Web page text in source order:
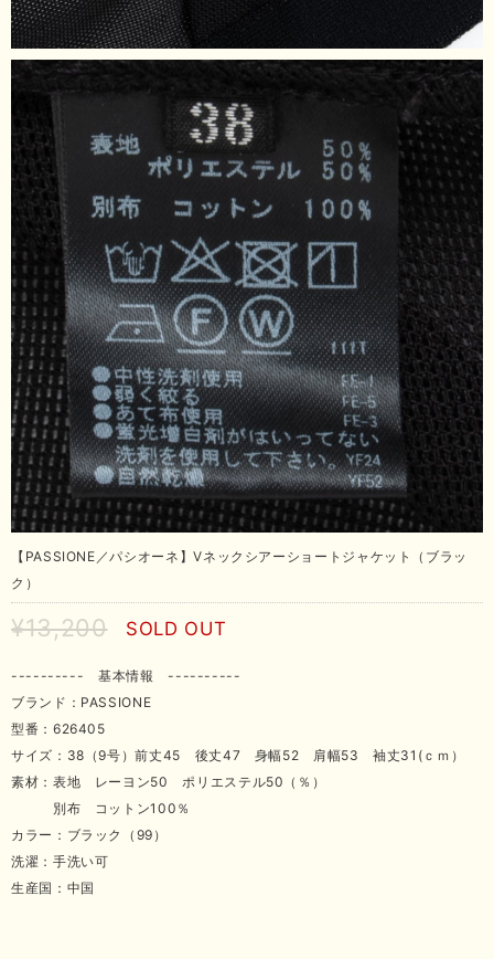
【PASSIONE／パシオーネ】Vネックシアーショートジャケット（ブラッ
ク）
¥13,200 SOLD OUT
---------- 基本情報 ----------
ブランド：PASSIONE
型番：626405
サイズ：38（9号）前丈45 後丈47 身幅52 肩幅53 袖丈31(ｃｍ）
素材：表地 レーヨン50 ポリエステル50（％）
別布 コットン100％
カラー：ブラック（99）
洗濯：手洗い可
生産国：中国